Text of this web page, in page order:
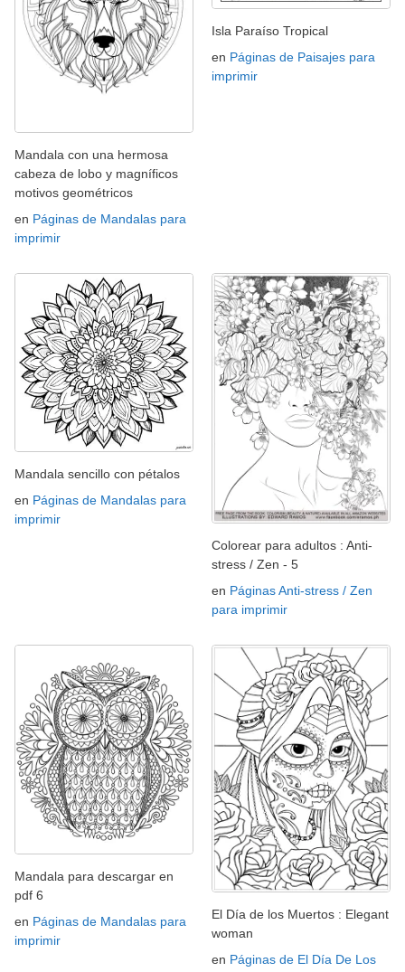
Mandala con una hermosa
cabeza de lobo y magníficos
motivos geométricos
en Páginas de Mandalas para
imprimir
Isla Paraíso Tropical
en Páginas de Paisajes para
imprimir
Mandala sencillo con pétalos
en Páginas de Mandalas para
imprimir
Colorear para adultos : Anti-
stress / Zen - 5
en Páginas Anti-stress / Zen
para imprimir
Mandala para descargar en
pdf 6
en Páginas de Mandalas para
imprimir
El Día de los Muertos : Elegant
woman
en Páginas de El Día De Los